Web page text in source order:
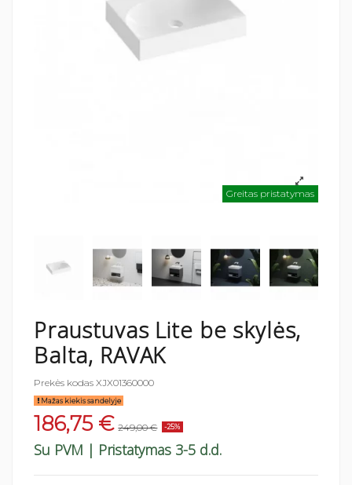
Greitas pristatymas
Praustuvas Lite be skylės,
Balta, RAVAK
Prekės kodas XJX01360000
Mažas kiekis sandelyje
186,75 € 249,00 € -25%
Su PVM | Pristatymas 3-5 d.d.